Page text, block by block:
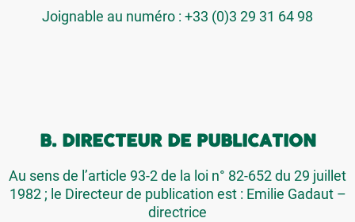
Joignable au numéro : +33 (0)3 29 31 64 98
B. DIRECTEUR DE PUBLICATION
Au sens de l’article 93-2 de la loi n° 82-652 du 29 juillet
1982 ; le Directeur de publication est : Emilie Gadaut –
directrice